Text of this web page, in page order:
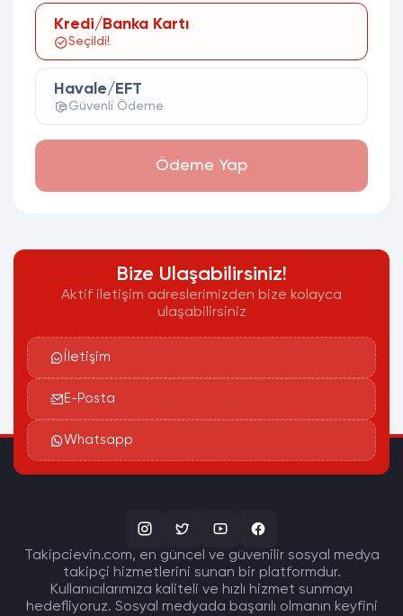
Kredi/Banka Kartı
Seçildi!
Havale/EFT
Güvenli Ödeme
Ödeme Yap
Bize Ulaşabilirsiniz!
Aktif iletişim adreslerimizden bize kolayca
ulaşabilirsiniz
İletişim
E-Posta
Whatsapp
Takipcievin.com, en güncel ve güvenilir sosyal medya
takipçi hizmetlerini sunan bir platformdur.
Kullanıcılarımıza kaliteli ve hızlı hizmet sunmayı
hedefliyoruz. Sosyal medyada başarılı olmanın keyfini